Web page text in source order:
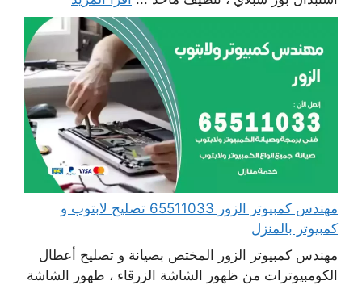
مهندس كمبيوتر الزور 65511033 تصليح لابتوب و
كمبيوتر بالمنزل
مهندس كمبيوتر الزور المختص بصيانة و تصليح أعطال
الكومبيوترات من ظهور الشاشة الزرقاء ، ظهور الشاشة